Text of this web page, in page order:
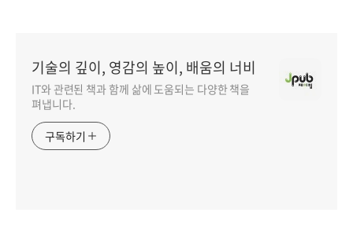
기술의 깊이, 영감의 높이, 배움의 너비
IT와 관련된 책과 함께 삶에 도움되는 다양한 책을
펴냅니다.
구독하기